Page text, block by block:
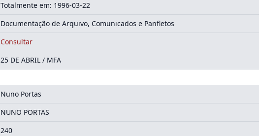
Totalmente em: 1996-03-22
Documentação de Arquivo, Comunicados e Panfletos
Consultar
25 DE ABRIL / MFA
Nuno Portas
NUNO PORTAS
240